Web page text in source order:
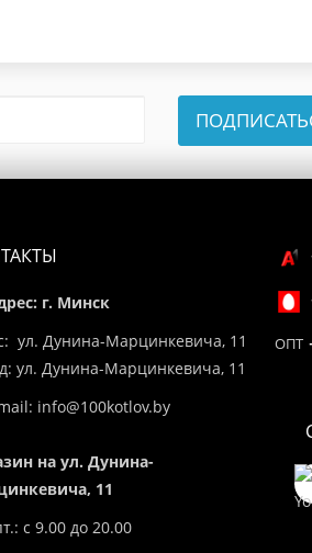
г. Минск
ул. Дунина-Марцинкевича, 11
ул. Дунина-Марцинкевича, 11
info@100kotlov.by
на ул. Дунина-
11
с 9.00 до 20.00
ОПТ